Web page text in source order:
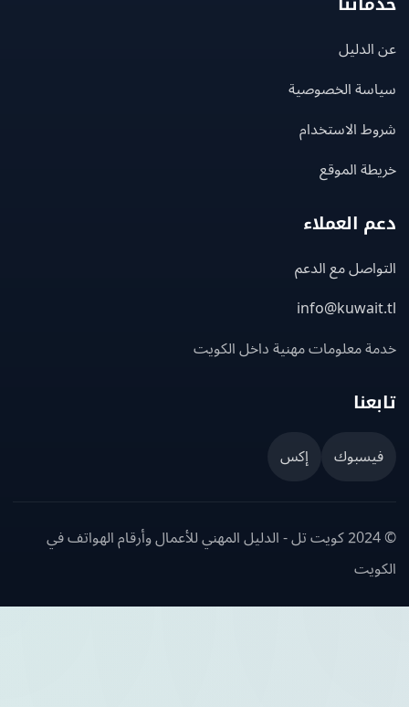
الخصوصية
الاستخدام
الموقع
العملاء
مع الدعم
معلومات مهنية داخل الكويت
إكس
© 2024 كويت تل - الدليل المهني للأعمال وأرقام الهواتف في